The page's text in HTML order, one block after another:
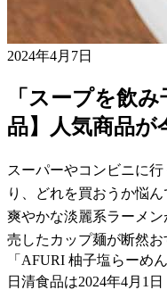
2024年4月7日
「スープを飲
品】人気商品が
スーパーやコンビニに
り、どれを買おうか悩
爽やかな淡麗系ラーメ
売したカップ麺が断然お
「AFURI 柚子塩らーめん
日清食品は2024年4月1